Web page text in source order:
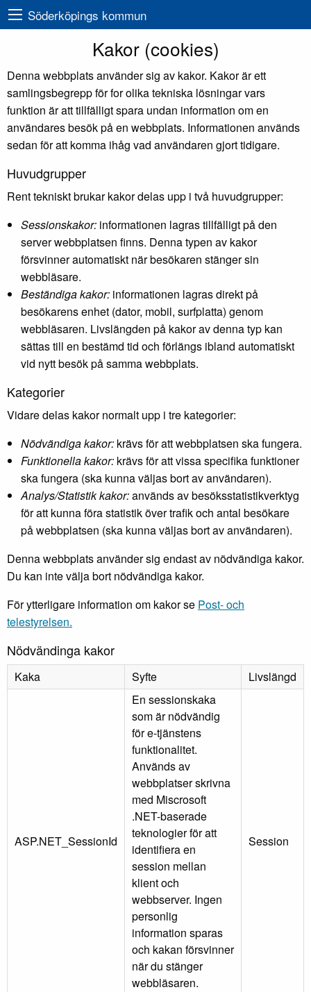
Söderköpings kommun
Kakor (cookies)
Denna webbplats använder sig av kakor. Kakor är ett
samlingsbegrepp för for olika tekniska lösningar vars
funktion är att tillfälligt spara undan information om en
användares besök på en webbplats. Informationen används
sedan för att komma ihåg vad användaren gjort tidigare.
Huvudgrupper
Rent tekniskt brukar kakor delas upp i två huvudgrupper:
Sessionskakor: informationen lagras tillfälligt på den
server webbplatsen finns. Denna typen av kakor
försvinner automatiskt när besökaren stänger sin
webbläsare.
Beständiga kakor: informationen lagras direkt på
besökarens enhet (dator, mobil, surfplatta) genom
webbläsaren. Livslängden på kakor av denna typ kan
sättas till en bestämd tid och förlängs ibland automatiskt
vid nytt besök på samma webbplats.
Kategorier
Vidare delas kakor normalt upp i tre kategorier:
Nödvändiga kakor: krävs för att webbplatsen ska fungera.
Funktionella kakor: krävs för att vissa specifika funktioner
ska fungera (ska kunna väljas bort av användaren).
Analys/Statistik kakor:används av besöksstatistikverktyg
för att kunna föra statistik över trafik och antal besökare
på webbplatsen (ska kunna väljas bort av användaren).
Denna webbplats använder sig endast av nödvändiga kakor.
Du kan inte välja bort nödvändiga kakor.
För ytterligare information om kakor se Post- och
telestyrelsen.
Nödvändinga kakor
Kaka Syfte Livslängd
ASP.NET_SessionId
En sessionskaka
som är nödvändig
för e-tjänstens
funktionalitet.
Används av
webbplatser skrivna
med Miscrosoft
.NET-baserade
teknologier för att
identifiera en
session mellan
klient och
webbserver. Ingen
personlig
information sparas
och kakan försvinner
när du stänger
webbläsaren.
Session